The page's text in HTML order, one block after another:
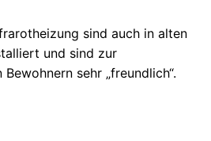
sind auch in alten
und sind zur
sehr „freundlich“.